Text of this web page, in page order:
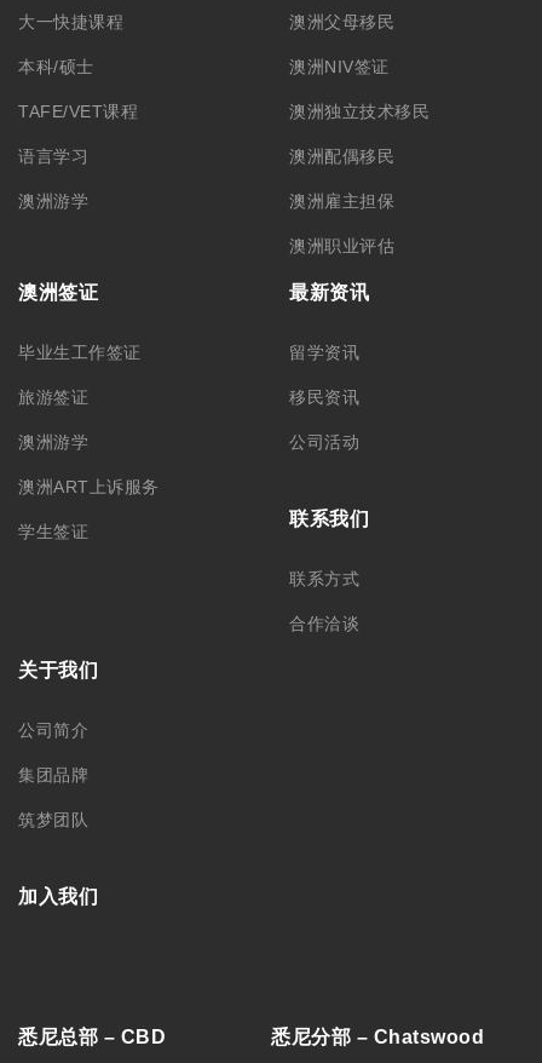
大一快捷课程
本科/硕士
TAFE/VET课程
语言学习
澳洲游学
澳洲父母移民
澳洲NIV签证
澳洲独立技术移民
澳洲配偶移民
澳洲雇主担保
澳洲职业评估
澳洲签证
毕业生工作签证
旅游签证
澳洲游学
澳洲ART上诉服务
学生签证
最新资讯
留学资讯
移民资讯
公司活动
联系我们
联系方式
合作洽谈
关于我们
公司简介
集团品牌
筑梦团队
加入我们
悉尼总部 – CBD 悉尼分部 – Chatswood